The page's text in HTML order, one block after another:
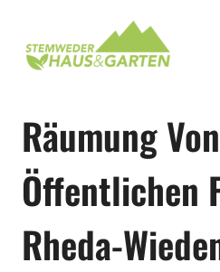
springen
Räumung Von
Öffentlichen
Rheda-